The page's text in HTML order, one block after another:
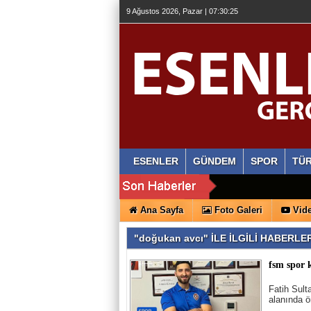
9 Ağustos 2026, Pazar | 07:30:26
ESENLER GÜNDEM SPOR
Ana Sayfa Foto Galeri
"doğukan avcı" İLE İLGİLİ
fsm spor
Fatih
alanında